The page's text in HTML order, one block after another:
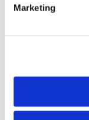
Marketing